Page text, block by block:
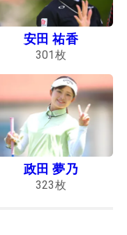
安田 祐香
301 枚
政田 夢乃
323枚